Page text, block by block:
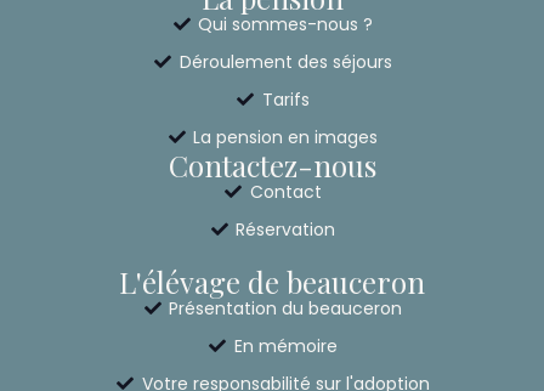
Qui sommes-nous ?
Déroulement des séjours
Tarifs
La pension en images
Contactez-nous
Contact
Réservation
L'élévage de beauceron
Présentation du beauceron
En mémoire
Votre responsabilité sur l'adoption